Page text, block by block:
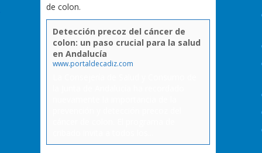
de colon.
Detección precoz del cáncer de
colon: un paso crucial para la salud
en Andalucía
www.portaldecadiz.com